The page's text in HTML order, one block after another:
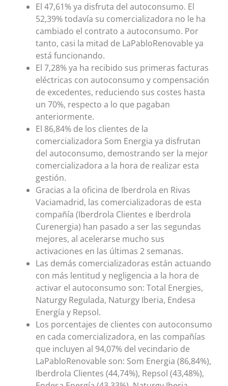
El 47,61% ya disfruta del autoconsumo. El
52,39% todavía su comercializadora no le ha
cambiado el contrato a autoconsumo. Por
tanto, casi la mitad de LaPabloRenovable ya
está funcionando.
El 7,28% ya ha recibido sus primeras facturas
eléctricas con autoconsumo y compensación
de excedentes, reduciendo sus costes hasta
un 70%, respecto a lo que pagaban
anteriormente.
El 86,84% de los clientes de la
comercializadora Som Energia ya disfrutan
del autoconsumo, demostrando ser la mejor
comercializadora a la hora de realizar esta
gestión.
Gracias a la oficina de Iberdrola en Rivas
Vaciamadrid, las comercializadoras de esta
compañía (Iberdrola Clientes e Iberdrola
Curenergia) han pasado a ser las segundas
mejores, al acelerarse mucho sus
activaciones en las últimas 2 semanas.
Las demás comercializadoras están actuando
con más lentitud y negligencia a la hora de
activar el autoconsumo son: Total Energies,
Naturgy Regulada, Naturgy Iberia, Endesa
Energía y Repsol.
Los porcentajes de clientes con autoconsumo
en cada comercializadora, en las compañías
que incluyen al 94,07% del vecindario de
LaPabloRenovable son: Som Energia (86,84%),
Iberdrola Clientes (44,74%), Repsol (43,48%),